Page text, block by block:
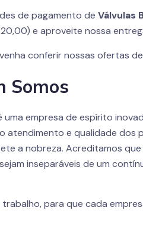
de pagamento deVálvulas
20,00) e aproveite nossa
conferir nossas ofertas
Somos
uma empresa de espírito
atendimento e qualidade
a nobreza. Acreditamos
inseparáveis de um
para que cada